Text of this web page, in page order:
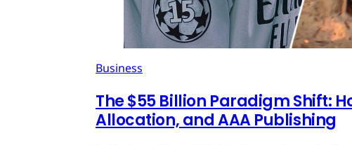
Business
The $55 Billion Paradigm Shift:
Allocation, and AAA Publishing